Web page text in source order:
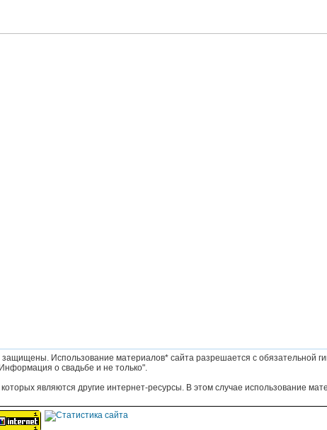
защищены. Использование материалов* сайта разрешается с обязательной
о свадьбе и не только".
являются другие интернет-ресурсы. В этом случае использование